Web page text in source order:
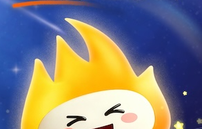
了这个app，我再也不用担心了。
支持[0] 反对
支持[0] 反对[0]